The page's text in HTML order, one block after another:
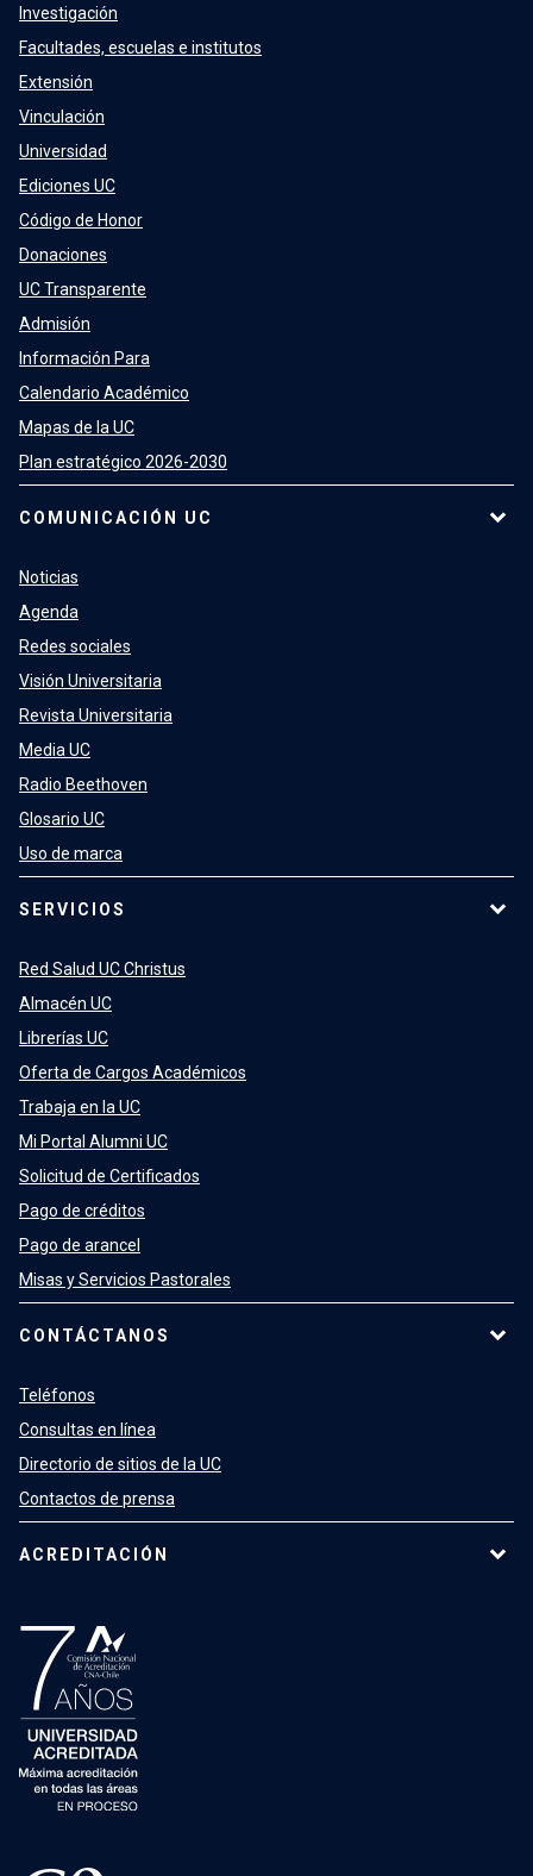
Investigación
Facultades, escuelas e institutos
Extensión
Vinculación
Universidad
Ediciones UC
Código de Honor
Donaciones
UC Transparente
Admisión
Información Para
Calendario Académico
Mapas de la UC
Plan estratégico 2026-2030
COMUNICACIÓN UC
Noticias
Agenda
Redes sociales
Visión Universitaria
Revista Universitaria
Media UC
Radio Beethoven
Glosario UC
Uso de marca
SERVICIOS
Red Salud UC Christus
Almacén UC
Librerías UC
Oferta de Cargos Académicos
Trabaja en la UC
Mi Portal Alumni UC
Solicitud de Certificados
Pago de créditos
Pago de arancel
Misas y Servicios Pastorales
CONTÁCTANOS
Teléfonos
Consultas en línea
Directorio de sitios de la UC
Contactos de prensa
ACREDITACIÓN